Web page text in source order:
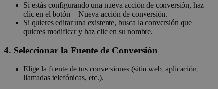
Si estás configurando una nueva acción de conversión, haz
clic en el botón + Nueva acción de conversión.
Si quieres editar una existente, busca la conversión que
quieres modificar y haz clic en su nombre.
4. Seleccionar la Fuente de Conversión
Elige la fuente de tus conversiones (sitio web, aplicación,
llamadas telefónicas, etc.).